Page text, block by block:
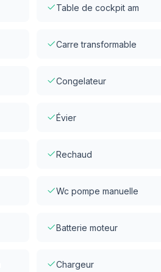
Table de cockpit am
Carre transformable
Congelateur
Évier
Rechaud
Wc pompe manuelle
Batterie moteur
Chargeur